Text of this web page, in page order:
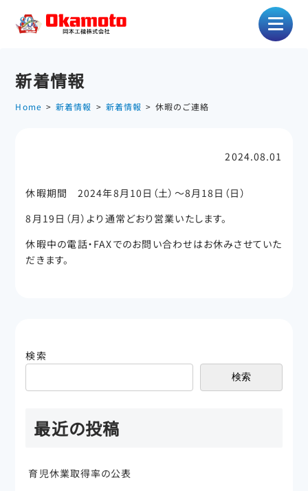
新着情報
Home 新着情報 新着情報 休暇のご連絡
2024.08.01
休暇期間 2024年8月10日（土）～8月18日（日）
8月19日（月）より通常どおり営業いたします。
休暇中の電話・FAXでのお問い合わせはお休みさせていた
だきます。
検索
検索
最近の投稿
育児休業取得率の公表